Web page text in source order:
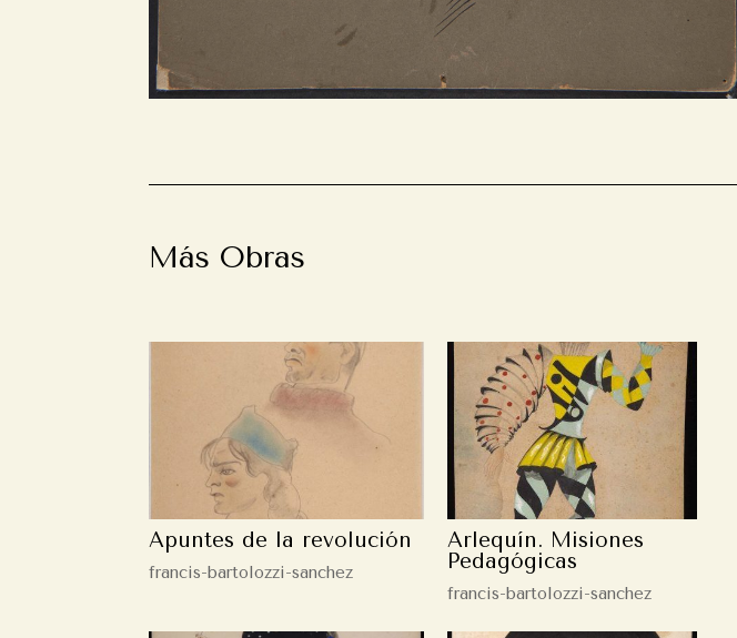
Más Obras
Apuntes de la revolución
francis-bartolozzi-sanchez
Arlequín. Misiones
Pedagógicas
francis-bartolozzi-sanchez